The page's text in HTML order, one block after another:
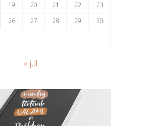
19 20 21 22
23
26 27 28 29
30
« júl